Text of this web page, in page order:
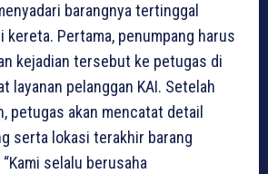
barangnya tertinggal
Pertama, penumpang harus
kejadian tersebut ke petugas di
layanan pelanggan KAI. Setelah
petugas akan mencatat detail
serta lokasi terakhir barang
selalu berusaha